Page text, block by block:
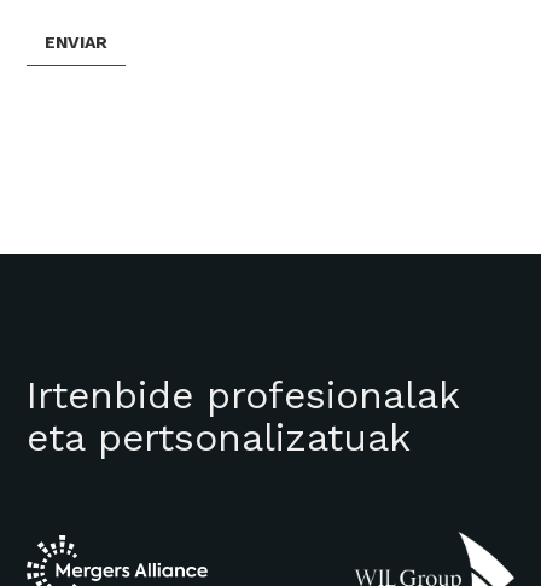
Irtenbide profesionalak
eta pertsonalizatuak